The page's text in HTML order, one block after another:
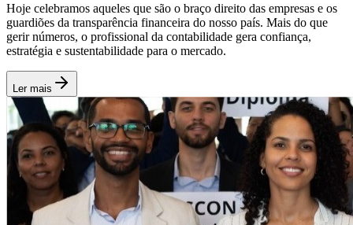
Hoje celebramos aqueles que são o braço direito das empresas e os
guardiões da transparência financeira do nosso país. Mais do que
gerir números, o profissional da contabilidade gera confiança,
estratégia e sustentabilidade para o mercado.
Ler mais